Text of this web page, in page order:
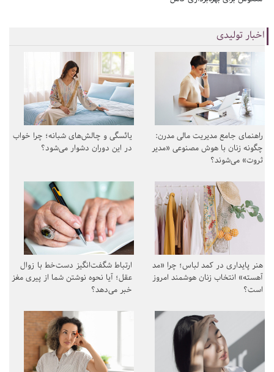
اخبار تولیدی
راهنمای جامع مدیریت مالی مدرن:
چگونه زنان با هوش مصنوعی «مدیر
ثروت» می‌شوند؟
یائسگی و چالش‌های شبانه؛ چرا خواب
در این دوران دشوار می‌شود؟
هنر پایداری در کمد لباس؛ چرا «مد
آهسته» انتخاب زنان هوشمند امروز
است؟
ارتباط شگفت‌انگیز دست‌خط با زوال
عقل؛ آیا نحوه نوشتن شما از پیری مغز
خبر می‌دهد؟